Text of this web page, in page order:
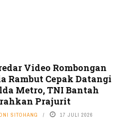
Video Rombongan
Rambut Cepak Datangi
Metro, TNI Bantah
Prajurit
SITOHANG 17 JULI 2026